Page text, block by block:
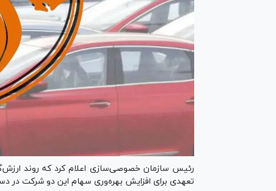
رئیس سازمان خصوصی‌سازی اعلام کرد که روند
تعهدی برای افزایش بهره‌وری سهام این دو شرکت در